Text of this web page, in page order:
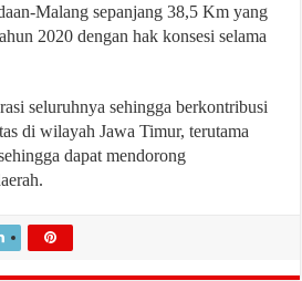
Malang sepanjang 38,5 Km yang
2020 dengan hak konsesi selama
seluruhnya sehingga berkontribusi
di wilayah Jawa Timur, terutama
dapat mendorong